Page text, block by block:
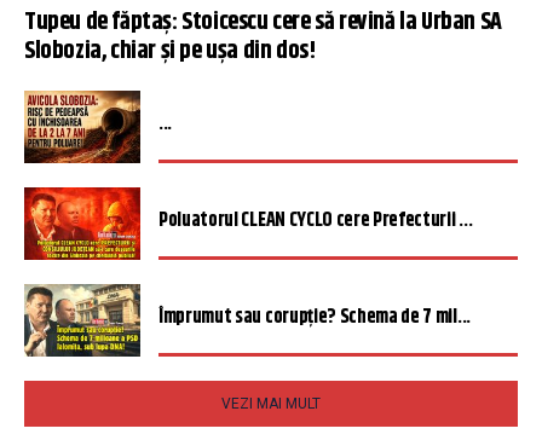
Tupeu de făptaș: Stoicescu cere să revină la Urban SA
Slobozia, chiar și pe ușa din dos!
...
Poluatorul CLEAN CYCLO cere Prefecturii ...
Împrumut sau corupție? Schema de 7 mil...
VEZI MAI MULT